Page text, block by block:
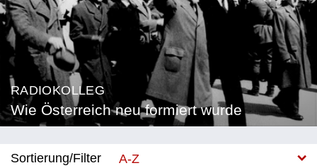
RADIOKOLLEG
Wie Österreich neu formiert wurde
Sortierung/Filter
A-Z